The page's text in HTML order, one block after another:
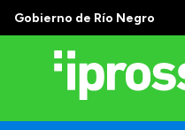
Gobierno de Río Negro